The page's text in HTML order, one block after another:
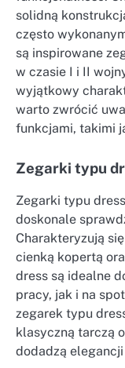
solidną
często
są inspirowane
w czasie I i II
wyjątkowy
warto zwrócić
funkcjami, takimi
Zegarki typu
Zegarki typu
doskonale
Charakteryzują
cienką kopertą
dress są idealne
pracy, jak i na
zegarek typu
klasyczną tarczą
dodadzą